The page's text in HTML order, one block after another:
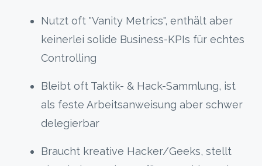
Nutzt oft "Vanity Metrics", enthält aber
keinerlei solide Business-KPIs für echtes
Controlling
Bleibt oft Taktik- & Hack-Sammlung, ist
als feste Arbeitsanweisung aber schwer
delegierbar
Braucht kreative Hacker/Geeks, stellt